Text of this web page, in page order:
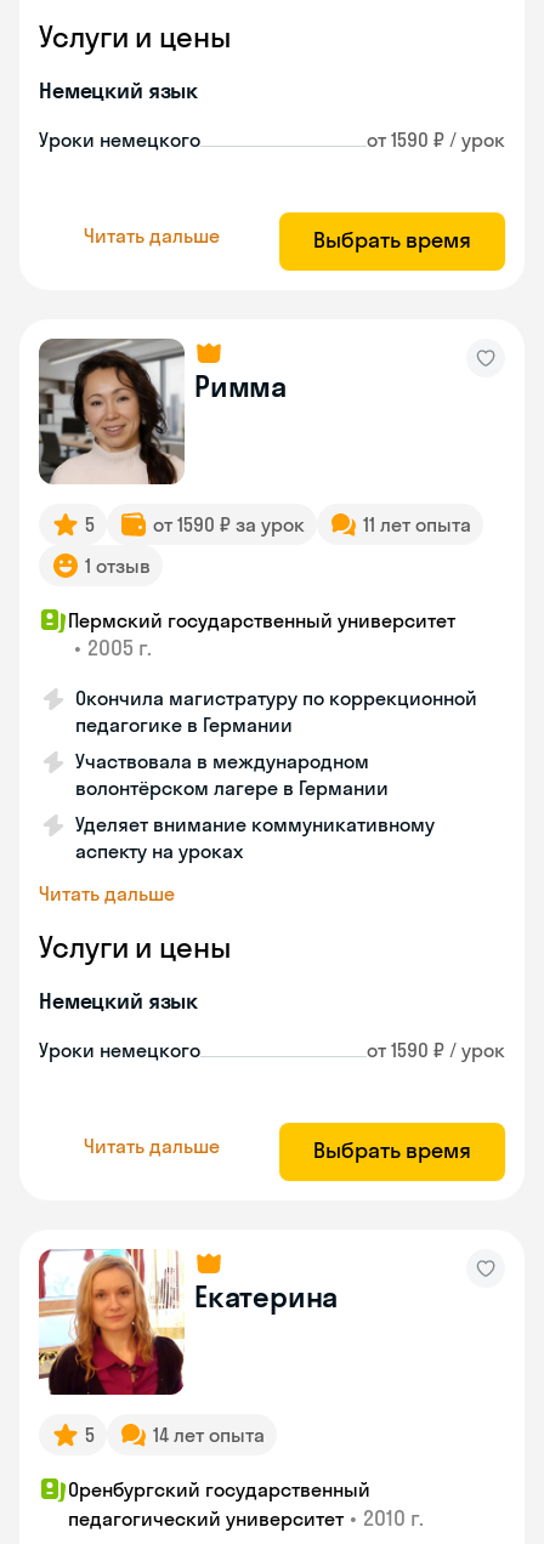
Услуги и цены
Немецкий язык
Уроки немецкого от 1590 ₽ / урок
Читать дальше Выбрать время
Римма
5 от 1590 ₽ за урок
11 лет опыта
1 отзыв
Пермский государственный университет
• 2005 г.
Окончила магистратуру по коррекционной
педагогике в Германии
Участвовала в международном
волонтёрском лагере в Германии
Уделяет внимание коммуникативному
аспекту на уроках
Читать дальше
Услуги и цены
Немецкий язык
Уроки немецкого от 1590 ₽ / урок
Читать дальше Выбрать время
Екатерина
5 14 лет опыта
Оренбургский государственный
педагогический университет • 2010 г.